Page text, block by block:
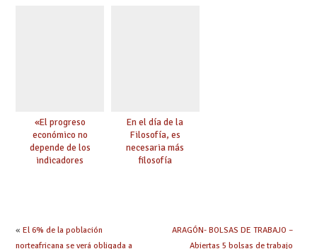
«El progreso
económico no
depende de los
indicadores
En el día de la
Filosofía, es
necesaria más
filosofía
« El 6% de la población
norteafricana se verá obligada a
ARAGÓN- BOLSAS DE TRABAJO –
Abiertas 5 bolsas de trabajo